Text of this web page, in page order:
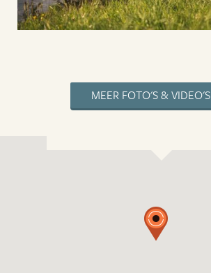
MEER FOTO'S & VIDEO'S